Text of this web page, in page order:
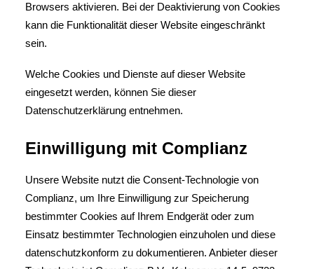
Browsers aktivieren. Bei der Deaktivierung von Cookies
kann die Funktionalität dieser Website eingeschränkt
sein.
Welche Cookies und Dienste auf dieser Website
eingesetzt werden, können Sie dieser
Datenschutzerklärung entnehmen.
Einwilligung mit Complianz
Unsere Website nutzt die Consent-Technologie von
Complianz, um Ihre Einwilligung zur Speicherung
bestimmter Cookies auf Ihrem Endgerät oder zum
Einsatz bestimmter Technologien einzuholen und diese
datenschutzkonform zu dokumentieren. Anbieter dieser